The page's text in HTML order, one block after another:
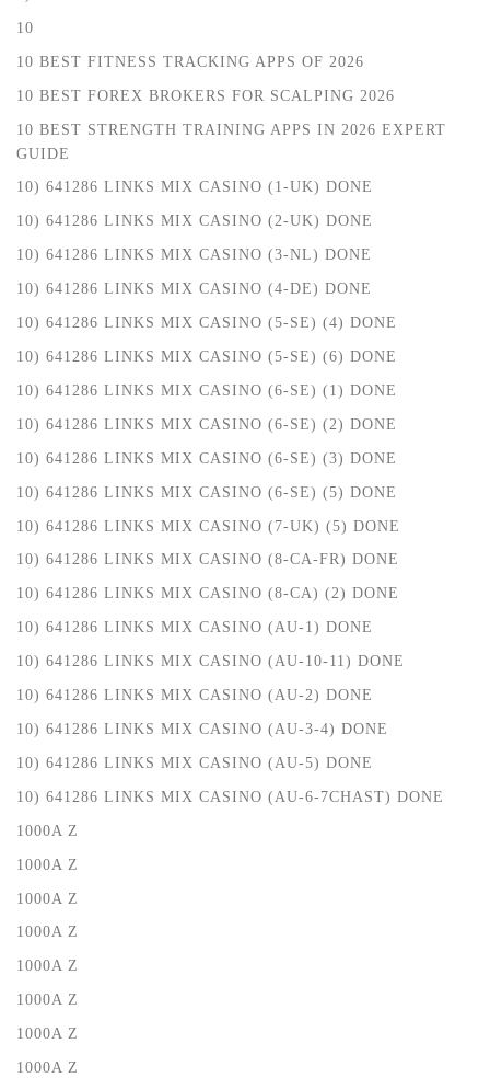
10
10 BEST FITNESS TRACKING APPS OF 2026
10 BEST FOREX BROKERS FOR SCALPING 2026
10 BEST STRENGTH TRAINING APPS IN 2026 EXPERT
GUIDE
10) 641286 LINKS MIX CASINO (1-UK) DONE
10) 641286 LINKS MIX CASINO (2-UK) DONE
10) 641286 LINKS MIX CASINO (3-NL) DONE
10) 641286 LINKS MIX CASINO (4-DE) DONE
10) 641286 LINKS MIX CASINO (5-SE) (4) DONE
10) 641286 LINKS MIX CASINO (5-SE) (6) DONE
10) 641286 LINKS MIX CASINO (6-SE) (1) DONE
10) 641286 LINKS MIX CASINO (6-SE) (2) DONE
10) 641286 LINKS MIX CASINO (6-SE) (3) DONE
10) 641286 LINKS MIX CASINO (6-SE) (5) DONE
10) 641286 LINKS MIX CASINO (7-UK) (5) DONE
10) 641286 LINKS MIX CASINO (8-CA-FR) DONE
10) 641286 LINKS MIX CASINO (8-CA) (2) DONE
10) 641286 LINKS MIX CASINO (AU-1) DONE
10) 641286 LINKS MIX CASINO (AU-10-11) DONE
10) 641286 LINKS MIX CASINO (AU-2) DONE
10) 641286 LINKS MIX CASINO (AU-3-4) DONE
10) 641286 LINKS MIX CASINO (AU-5) DONE
10) 641286 LINKS MIX CASINO (AU-6-7CHAST) DONE
1000A Z
1000A Z
1000A Z
1000A Z
1000A Z
1000A Z
1000A Z
1000A Z